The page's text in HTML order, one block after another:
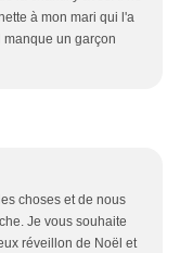
à mon mari qui l'a
manque un garçon
choses et de nous
Je vous souhaite
réveillon de Noël et